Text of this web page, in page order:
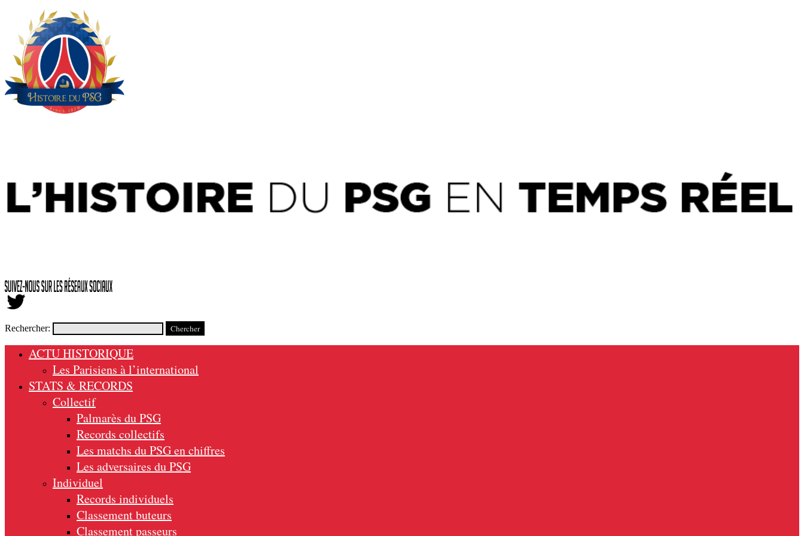
Rechercher:
ACTU HISTORIQUE
Les Parisiens à l’international
STATS & RECORDS
Collectif
Palmarès du PSG
Records collectifs
Les matchs du PSG en chiffres
Les adversaires du PSG
Individuel
Records individuels
Classement buteurs
Classement passeurs